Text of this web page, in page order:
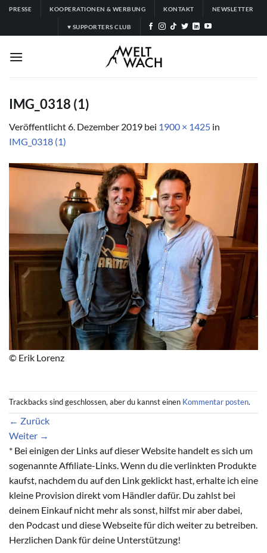
Zum
springen
PRESSE KOOPERATIONEN & WERBUNG KONTAKT NEWSLETTER
♥ SUPPORTERS CLUB
IMG_0318 (1)
Veröffentlicht6. Dezember 2019 bei 1900 × 1425 in
IMG_0318 (1)
© Erik Lorenz
Trackbacks sind geschlossen, aber du kannst einen Kommentar posten.
← Zurück
Weiter →
* Bei einigen der Links auf dieser Website handelt es sich um
sogenannte Affiliate-Links. Wenn du die verlinkten Produkte
kaufst, nachdem du auf den Link geklickt hast, erhalte ich eine
kleine Provision direkt vom Händler dafür. Du zahlst bei
deinem Einkauf nicht mehr als sonst, hilfst mir aber dabei,
den Podcast und diese Webseite für dich weiter zu betreiben.
Herzlichen Dank für deine Unterstützung!